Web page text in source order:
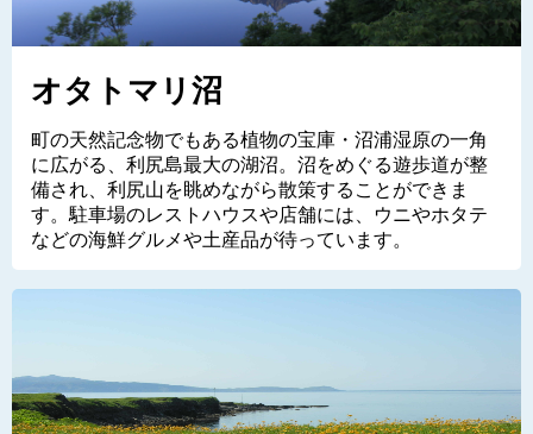
オタトマリ沼
町の天然記念物でもある植物の宝庫・沼浦湿原の一角
に広がる、利尻島最大の湖沼。沼をめぐる遊歩道が整
備され、利尻山を眺めながら散策することができま
す。駐車場のレストハウスや店舗には、ウニやホタテ
などの海鮮グルメや土産品が待っています。